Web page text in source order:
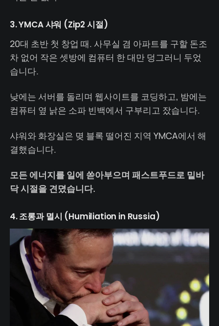
3. YMCA 샤워 (Zip2 시절)
20대 초반 첫 창업 때. 사무실 겸 아파트를 구할 돈조
차 없어 작은 셋방에 컴퓨터 한 대만 덩그러니 두었
습니다.
낮에는 서버를 돌리며 웹사이트를 코딩하고, 밤에는
컴퓨터 옆 낡은 소파 빈백에서 구부리고 잤습니다.
샤워와 화장실은 몆 블록 떨어진 지역 YMCA에서 해
결했습니다.
모든 에너지를 일에 쏟아부으며 패스트푸드로 밑바
닥 시절을 견뎠습니다.
4. 조롱과 멸시 (Humiliation in Russia)